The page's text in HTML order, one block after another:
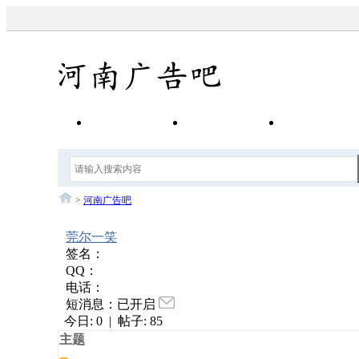
> 河南广告吧
莞尔一笑
签名：
QQ：
电话：
短消息：已开启
今日: 0 | 帖子: 85
主题